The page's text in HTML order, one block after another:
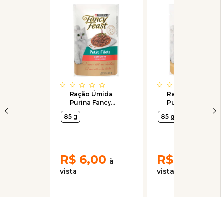
Ração Úmida
Purina Fancy
Feast Sachê
Petit Filets com
85 g
R$ 6,00
Ração Úmida
Purina Fancy
Feast Sachê
Casserole com
85 g
R$